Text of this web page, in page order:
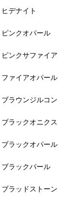
ヒデナイト
ピンクオパール
ピンクサファイア
ファイアオパール
ブラウンジルコン
ブラックオニクス
ブラックオパール
ブラックパール
ブラッドストーン